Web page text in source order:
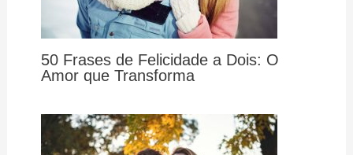
50 Frases de Felicidade a Dois: O
Amor que Transforma